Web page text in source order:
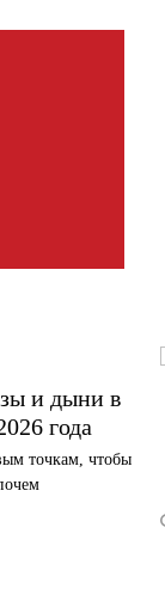
и дыни в
года
точкам, чтобы